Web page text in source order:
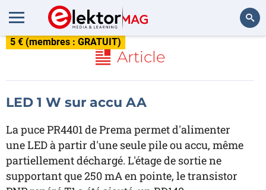
5 € (membres : GRATUIT)
Article
LED 1 W sur accu AA
La puce PR4401 de Prema permet d'alimenter
une LED à partir d'une seule pile ou accu, même
partiellement déchargé. L'étage de sortie ne
supportant que 250 mA en pointe, le transistor